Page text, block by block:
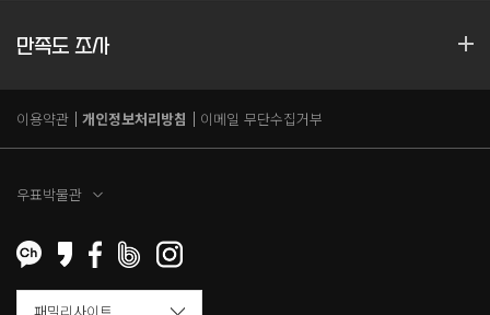
만족도 조사
이용약관 개인정보처리방침 이메일 무단수집거부
우표박물관